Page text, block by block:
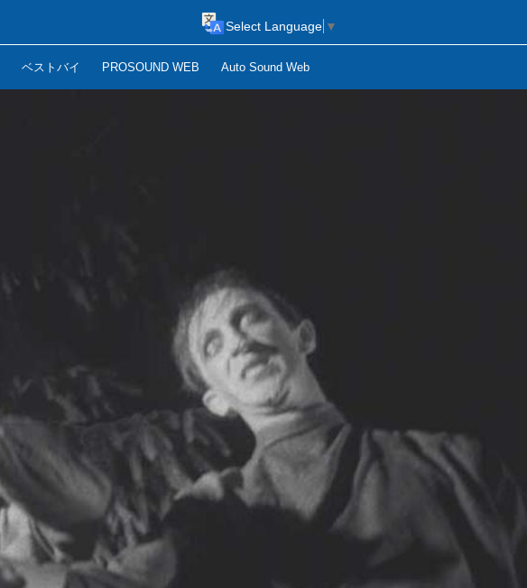
ベストバイ PROSOUND WEB Auto Sound Web
Select Language ▼